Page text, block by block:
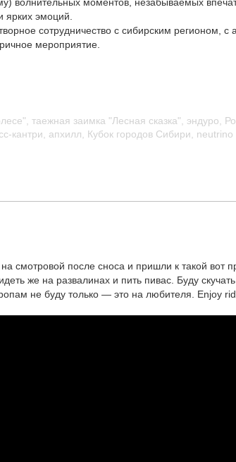
волнительных моментов, незабываемых
ярких эмоций.
сотрудничество с сибирским регионом, с
мероприятие.
, таежная заимка "Лесная сказка", эндуро,
кантри, апхилл, Кубок городов Сибири, neutrino
смотровой после сноса и пришли к такой вот
же на развалинах и пить пивас. Буду
не буду только — это на любителя. Enjoy